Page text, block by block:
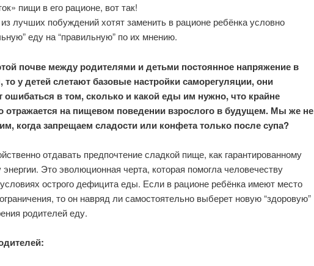
пищи в его рационе, вот так!
лучших побуждений хотят заменить в рационе ребёнка условно
еду на “правильную” по их мнению.
почве между родителями и детьми постоянное напряжение в
то у детей слетают базовые настройки саморегуляции, они
ошибаться в том, сколько и какой еды им нужно, что крайне
отражается на пищевом поведении взрослого в будущем. Мы же не
когда запрещаем сладости или конфета только после супа?
отдавать предпочтение сладкой пище, как гарантированному
энергии. Это эволюционная черта, которая помогла человечеству
острого дефицита еды. Если в рационе ребёнка имеют место
то он навряд ли самостоятельно выберет новую “здоровую”
родителей еду.